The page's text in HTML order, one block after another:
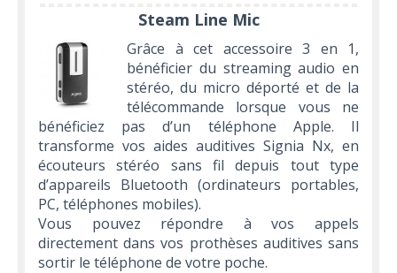
Steam Line Mic
Grâce à cet accessoire 3 en 1,
bénéficier du streaming audio en
stéréo, du micro déporté et de la
télécommande lorsque vous ne
bénéficiez pas d’un téléphone Apple. Il
transforme vos aides auditives Signia Nx, en
écouteurs stéréo sans fil depuis tout type
d’appareils Bluetooth (ordinateurs portables,
PC, téléphones mobiles).
Vous pouvez répondre à vos appels
directement dans vos prothèses auditives sans
sortir le téléphone de votre poche.